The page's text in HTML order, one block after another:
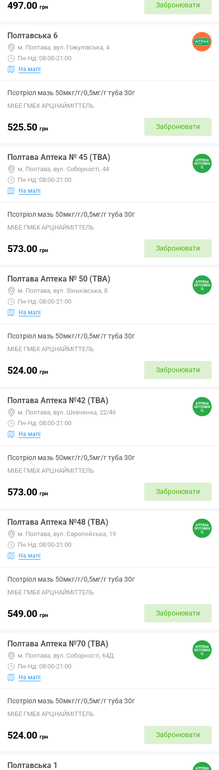
497.00 грн Забронювати
Полтавська 6
м. Полтава, вул. Гожулівська, 4
Пн-Нд: 08:00-21:00
На мапі
Псотріол мазь 50мкг/г/0,5мг/г туба 30г
МІБЕ ГМБХ АРЦНАЙМІТТЕЛЬ
525.50 грн Забронювати
Полтава Аптека № 45 (ТВА)
м. Полтава, вул. Соборності, 44
Пн-Нд: 08:00-21:00
На мапі
Псотріол мазь 50мкг/г/0,5мг/г туба 30г
МІБЕ ГМБХ АРЦНАЙМІТТЕЛЬ
573.00 грн Забронювати
Полтава Аптека № 50 (ТВА)
м. Полтава, вул. Зіньківська, 8
Пн-Нд: 08:00-21:00
На мапі
Псотріол мазь 50мкг/г/0,5мг/г туба 30г
МІБЕ ГМБХ АРЦНАЙМІТТЕЛЬ
524.00 грн Забронювати
Полтава Аптека №42 (ТВА)
м. Полтава, вул. Шевченка, 22/46
Пн-Нд: 08:00-21:00
На мапі
Псотріол мазь 50мкг/г/0,5мг/г туба 30г
МІБЕ ГМБХ АРЦНАЙМІТТЕЛЬ
573.00 грн Забронювати
Полтава Аптека №48 (ТВА)
м. Полтава, вул. Європейська, 19
Пн-Нд: 08:00-21:00
На мапі
Псотріол мазь 50мкг/г/0,5мг/г туба 30г
МІБЕ ГМБХ АРЦНАЙМІТТЕЛЬ
549.00 грн Забронювати
Полтава Аптека №70 (ТВА)
м. Полтава, вул. Соборності, 64Д
Пн-Нд: 08:00-21:00
На мапі
Псотріол мазь 50мкг/г/0,5мг/г туба 30г
МІБЕ ГМБХ АРЦНАЙМІТТЕЛЬ
524.00 грн Забронювати
Полтавська 1